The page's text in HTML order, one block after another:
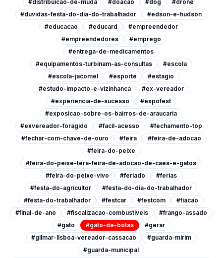
#distribuicao-de-muda
#doacao #dog
#drone
#duvidas-festa-do-dia-do-trabalhador
#edson-e-hudson
#educacao
#educard
#empreendedor
#empreendedores
#emprego
#entrega-de-medicamentos
#equipamentos-turbinam-as-consultas
#escola
#escola-jacomel
#esporte
#estagio
#estudo-impacto-e-vizinhanca
#ex-vereador
#experiencia-de-sucesso
#expofest
#exposicao-sobre-os-bairros-de-araucaria
#exvereador-foragido
#facil-acesso
#fechamento-top
#fechar-com-chave-de-ouro
#feira
#feira-de-adocao
#feira-do-peixe
#feira-do-peixe-tera-feira-de-adocao-de-caes-e-gatos
#feira-do-peixe-vivo
#feriado
#ferias
#festa-do-agricultor
#festa-do-dia-do-trabalhador
#festa-do-trabalhador
#festcar #festcom
#fiacao
#final-de-ano
#fiscalizacao-combustiveis
#frango-assado
#gato
#gato-de-botas
#gerar
#gilmar-lisboa-vereador-cassacao
#guarda-mirim
#guarda-municipal